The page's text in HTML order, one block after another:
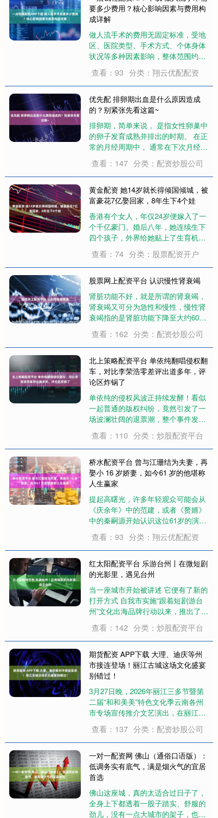
臭。 信号2：擦....
要多少费用？核心影响因素与费用构
成详解
做人流手术的费用无固定标准，受地
区、医院类型、手术方式、个体身体
状况等多种因素影响，整体范围约
1000~5000元不等。结合行业常规情
况，以下详细拆解费用构成、核心影
响因素及相关注意事项，同时融入人
流术后精准修护相关关联要点，为有
需求的人群....
查看：93 分类：翔云优配配资
优先配 排卵期出血是什么原因造成
的？别紧张先看这篇~
排卵期，简单来说， 是指女性卵巢中
的卵子发育成熟并排出的时期。 在正
常的月经周期中， 通常在下次月经来
内的卵泡逐渐发育成熟， 其中一个优
势卵泡会破裂， 释放出卵子。 排卵
期出血是什么原因造成的？ 排卵期
出....
查看：147 分类：配资炒股公司
黄金配资 她14岁就长得倾国倾城，被
富豪花7亿娶回家，8年生下4个娃
香港有个女人，年仅24岁便嫁入了一
个千亿豪门。婚后八年，她连续生下
四个孩子，外界给她贴上了生育机器
不曾作出任何解释。时光流转，43岁
时，她的丈夫掌管着恒基兆业，而她
也顺理成章地成了名副其实的主席夫
人。这个女人....
查看：74 分类：股票配资开户
股票网上配资平台 认识慢性肾衰竭
肾脏功能不好，就是所谓的肾衰竭，
肾衰竭又可分为急性和慢性，慢性肾
衰竭指的是肾脏功能下降至大约60%
音波大多可以看到肾脏萎缩，表示肾
脏功能已经受损，只剩下不到60%的
功能了。如果不加以注意，肾脏功能
就有可能越变....
查看：162 分类：配资炒股公司
北上策略配资平台 单依纯翻唱侵权翻
车，对比李荣浩零差评出道多年，评
论区炸锅了
单依纯的侵权风波正持续发酵！看似
一起普通的版权纠纷，竟然引发了一
场波澜壮阔的退票潮，整个事件发展
打了个措手不及！ 事情源于李荣浩的
歌曲《李白》。单依纯在她的演唱会
上多次翻唱这首歌，但没想到，竟被
扒出来根本没获....
查看：110 分类：炒股配资平台
桥水配资平台 曾与江珊结为夫妻，再
娶小 16 岁娇妻，如今61 岁的他堪称
人生赢家
提起高曙光，许多年轻观众可能会从
《庆余年》中的范建，或者《赘婿》
中的秦嗣源开始认识这位61岁的演
员。最近，他在新剧《两京十五日》
中再次亮相，用精湛的演技打动了观
众。与他在荧屏上塑造的多变角色相
似，他的人生也如同一部跌宕起伏的
剧集，充满了不期....
查看：93 分类：翔云优配配资
红太阳配资平台 乐游台州丨在微短剧
的光影里，遇见台州
当一座城市开始被讲述 它便有了新的
打开方式 自我市实施“跟着短剧游台
州”文化出海品牌行动以来，推出了一
合文化内涵的精品微短剧。3月20
日，两部精品微短剧《海屿岛之恋》
（第一部）、《寻天记》同步上线。
首发当日，....
查看：142 分类：炒股配资平台
期货配资 APP下载 大理、迪庆等州
市接连登场！丽江古城这场文化盛宴
别错过！
3月27日晚，2026年丽江三多节暨第
二届“和和美美”特色文化季云南各州
市专场宣传推介文艺演出，在丽江古
登场的州市，德宏州以精彩的文艺演
出和文旅推介，为现场观众带来了一
场浓郁的民族文化盛宴。 晚会在欢快
的乐曲....
查看：137 分类：配资炒股公司
一对一配资网 佛山（通俗口语版）：
低调务实有底气，满是烟火气的宜居
首选
佛山这座城，真的太适合过日子了，
全身上下都透着一股子踏实、舒服的
劲儿，没有一点大城市的架子，也没